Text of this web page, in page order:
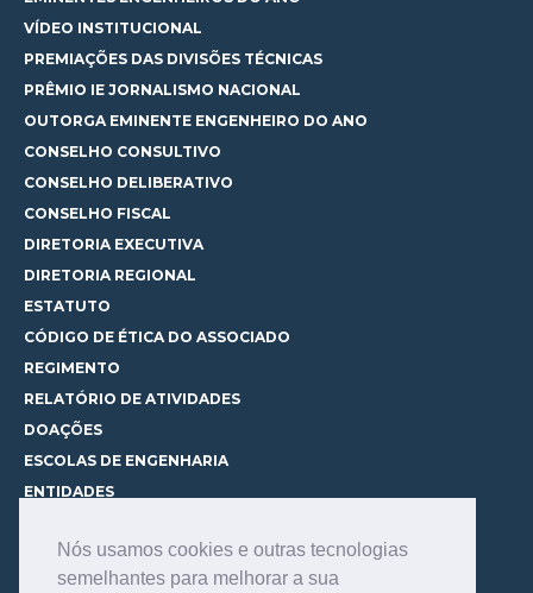
Nós usamos cookies e outras tecnologias
semelhantes para melhorar a sua
VÍDEO INSTITUCIONAL
PREMIAÇÕES DAS DIVISÕES TÉCNICAS
PRÊMIO IE JORNALISMO NACIONAL
OUTORGA EMINENTE ENGENHEIRO DO ANO
CONSELHO CONSULTIVO
CONSELHO DELIBERATIVO
CONSELHO FISCAL
DIRETORIA EXECUTIVA
DIRETORIA REGIONAL
ESTATUTO
CÓDIGO DE ÉTICA DO ASSOCIADO
REGIMENTO
RELATÓRIO DE ATIVIDADES
DOAÇÕES
ESCOLAS DE ENGENHARIA
ENTIDADES
CURSOS
CONHEÇA OS CURSOS